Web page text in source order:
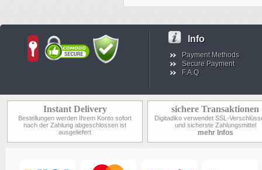
Info
Payment Methods
Secure Payment
F.A.Q
Instant Delivery
Bestellungen werden Ihrem Konto sofort
nach der Zahlung abgeschlossen ist
ausgeliefert
sichere Transaktionen
Digitadiko verwendet SSL-
und sicherste Zahlungsmittel
mehr Infos